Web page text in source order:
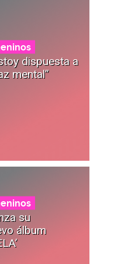
dispuesta a
mental”
su
álbum